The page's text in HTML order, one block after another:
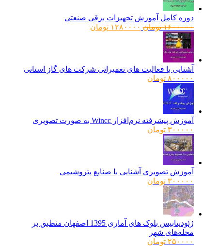
دوره کامل آموزش تجهیزات برقی صنعتی
۱۶۰۰۰۰۰ تومانقیمت
۱۲۸۰۰۰۰ تومانقیمت
آشنایی با فعالیت های تعمیراتی شرکت های گاز استانی
۸۰۰۰۰۰ تومان
آموزش پیشرفته نرم‌افزار Wincc به صورت تصویری
۳۰۰۰۰۰ تومان
آموزش تصویری آشنایی با صنایع پتروشیمی
۳۰۰۰۰۰ تومان
ژئودیتابیس بلوک های آماری 1395 اصفهان منطبق بر
محله‌های شهر
۲۵۰۰۰۰ تومان